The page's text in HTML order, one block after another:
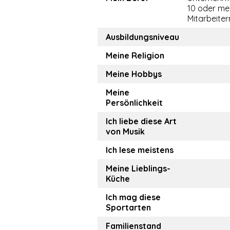
10 oder
Ausbildungsniveau
Meine Religion
Meine Hobbys
Meine
Persönlichkeit
Ich liebe diese Art
von Musik
Ich lese meistens
Meine Lieblings-
Küche
Ich mag diese
Sportarten
Familienstand